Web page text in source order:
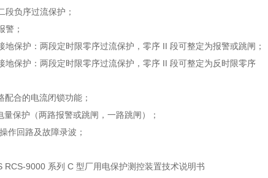
段负序过流保护；
警；
地保护：两段定时限零序过流保护，零序 II 段可整定为报警或跳闸；
地保护：两段定时限零序过流保护，零序 II 段可整定为反时限零序
配合的电流闭锁功能；
量保护（两路报警或跳闸，一路跳闸）；
作回路及故障录波；
RCS-9000 系列 C 型厂用电保护测控装置技术说明书